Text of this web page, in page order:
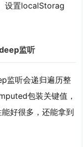
设置localStorag
监听
监听会递归遍历整
包装关键值，
好很多，还能拿到